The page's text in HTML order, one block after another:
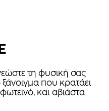
τη φυσική σας
που κρατάει
και αβιάστα